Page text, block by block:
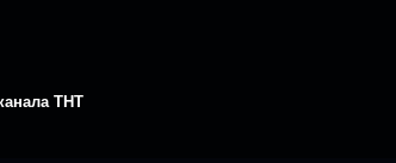
ТНТ